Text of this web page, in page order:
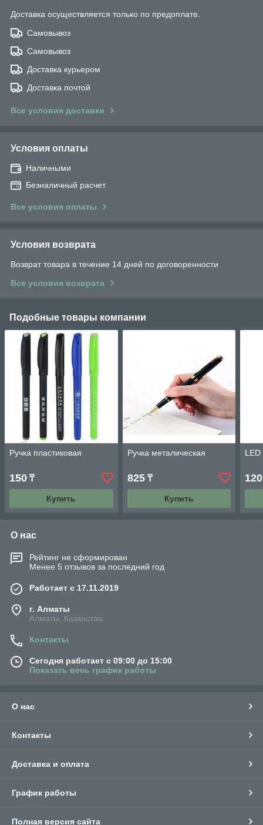
Доставка осуществляется только по предоплате.
Самовывоз
Самовывоз
Доставка курьером
Доставка почтой
Все условия доставки
Условия оплаты
Наличными
Безналичный расчет
Все условия оплаты
Условия возврата
Возврат товара в течение 14 дней по договоренности
Все условия возврата
Подобные товары компании
Ручка пластиковая
150 ₸
Купить
Ручка металическая
825₸
Купить
LED
120
О нас
Рейтинг не сформирован
Менее 5 отзывов за последний год
Работает с 17.11.2019
г. Алматы
Алматы, Казахстан
Контакты
Сегодня работает с 09:00 до 15:00
Показать весь график работы
О нас
Контакты
Доставка и оплата
График работы
Полная версия сайта